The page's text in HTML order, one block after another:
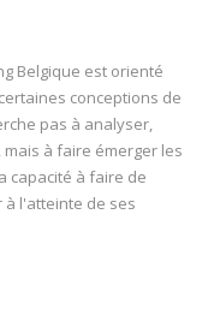
Belgique est orienté
conceptions de
pas à analyser,
à faire émerger les
capacité à faire de
l'atteinte de ses